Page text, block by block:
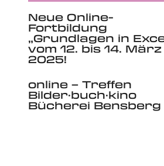
Neue Online-
Fortbildung
„Grundlagen in
vom 12. bis 14. März
2025!
online – Treffen
Bilder·buch·kino
Bücherei Bensberg